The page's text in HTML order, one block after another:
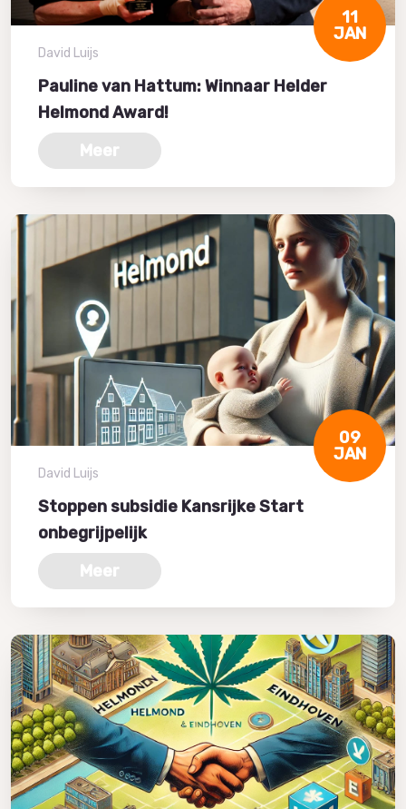
11
JAN
David Luijs
Pauline van Hattum: Winnaar Helder
Helmond Award!
Meer
09
JAN
David Luijs
Stoppen subsidie Kansrijke Start
onbegrijpelijk
Meer